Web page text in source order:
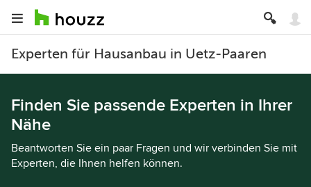
Experten für Hausanbau in Uetz-Paaren
Finden Sie passende Experten in Ihrer
Nähe
Beantworten Sie ein paar Fragen und wir verbinden Sie mit
Experten, die Ihnen helfen können.